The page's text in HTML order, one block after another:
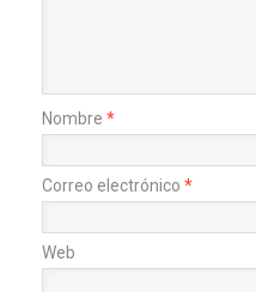
Nombre *
Correo electrónico *
Web